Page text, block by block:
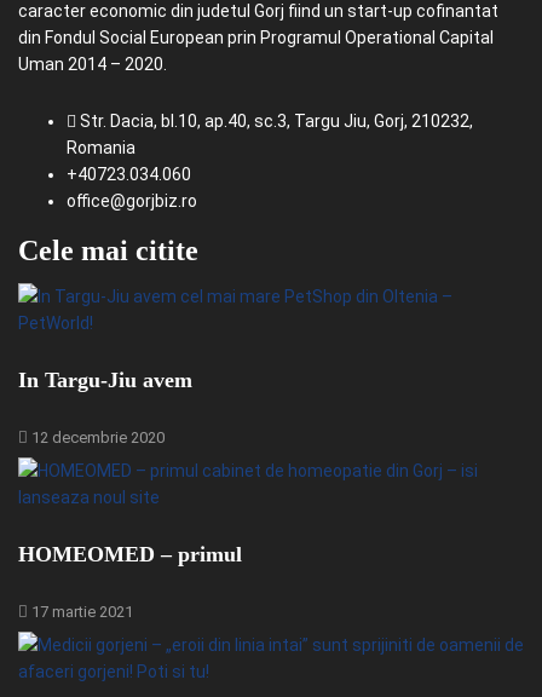
caracter economic din judetul Gorj fiind un start-up cofinantat
din Fondul Social European prin Programul Operational Capital
Uman 2014 – 2020.
Str. Dacia, bl.10, ap.40, sc.3, Targu Jiu, Gorj, 210232,
Romania
+40723.034.060
office@gorjbiz.ro
Cele mai citite
In Targu-Jiu avem
12 decembrie 2020
HOMEOMED – primul
17 martie 2021